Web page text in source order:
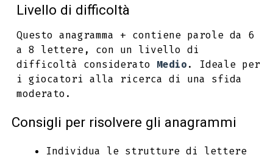
Livello di difficoltà
Questo anagramma + contiene parole da 6
a 8 lettere, con un livello di
difficoltà considerato Medio. Ideale per
i giocatori alla ricerca di una sfida
moderato.
Consigli per risolvere gli anagrammi
Individua le strutture di lettere